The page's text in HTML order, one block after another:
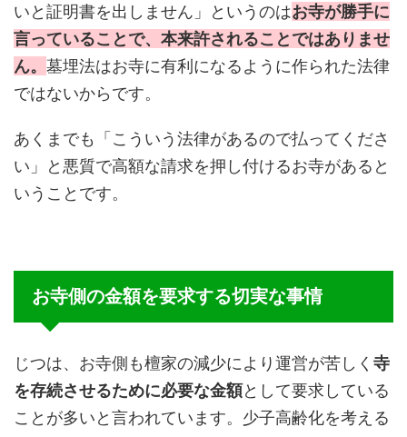
いと証明書を出しません」というのはお寺が勝手に
言っていることで、本来許されることではありませ
ん。 墓埋法はお寺に有利になるように作られた法律
ではないからです。
あくまでも「こういう法律があるので払ってくださ
い」と悪質で高額な請求を押し付けるお寺があると
いうことです。
お寺側の金額を要求する切実な事情
じつは、 お寺側も檀家の減少により運営が苦しく 寺
を存続させるために必要な金額として要求している
ことが多いと言われています。少子高齢化を考える